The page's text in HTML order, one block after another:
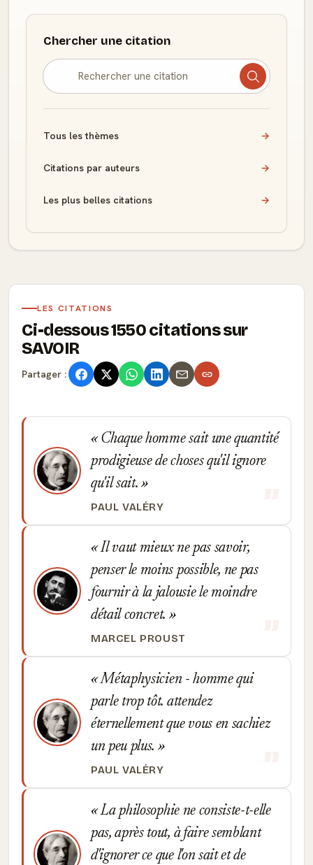
Chercher une citation
Tous les thèmes →
Citations par auteurs →
Les plus belles citations →
LES CITATIONS
Ci-dessous 1550 citations sur
SAVOIR
Partager :
Chaque homme sait une quantité
prodigieuse de choses qu'il ignore
qu'il sait.
PAUL VALÉRY
Il vaut mieux ne pas savoir,
penser le moins possible, ne pas
fournir à la jalousie le moindre
détail concret.
MARCEL PROUST
Métaphysicien - homme qui
parle trop tôt. attendez
éternellement que vous en sachiez
un peu plus.
PAUL VALÉRY
La philosophie ne consiste-t-elle
pas, après tout, à faire semblant
d'ignorer ce que l'on sait et de